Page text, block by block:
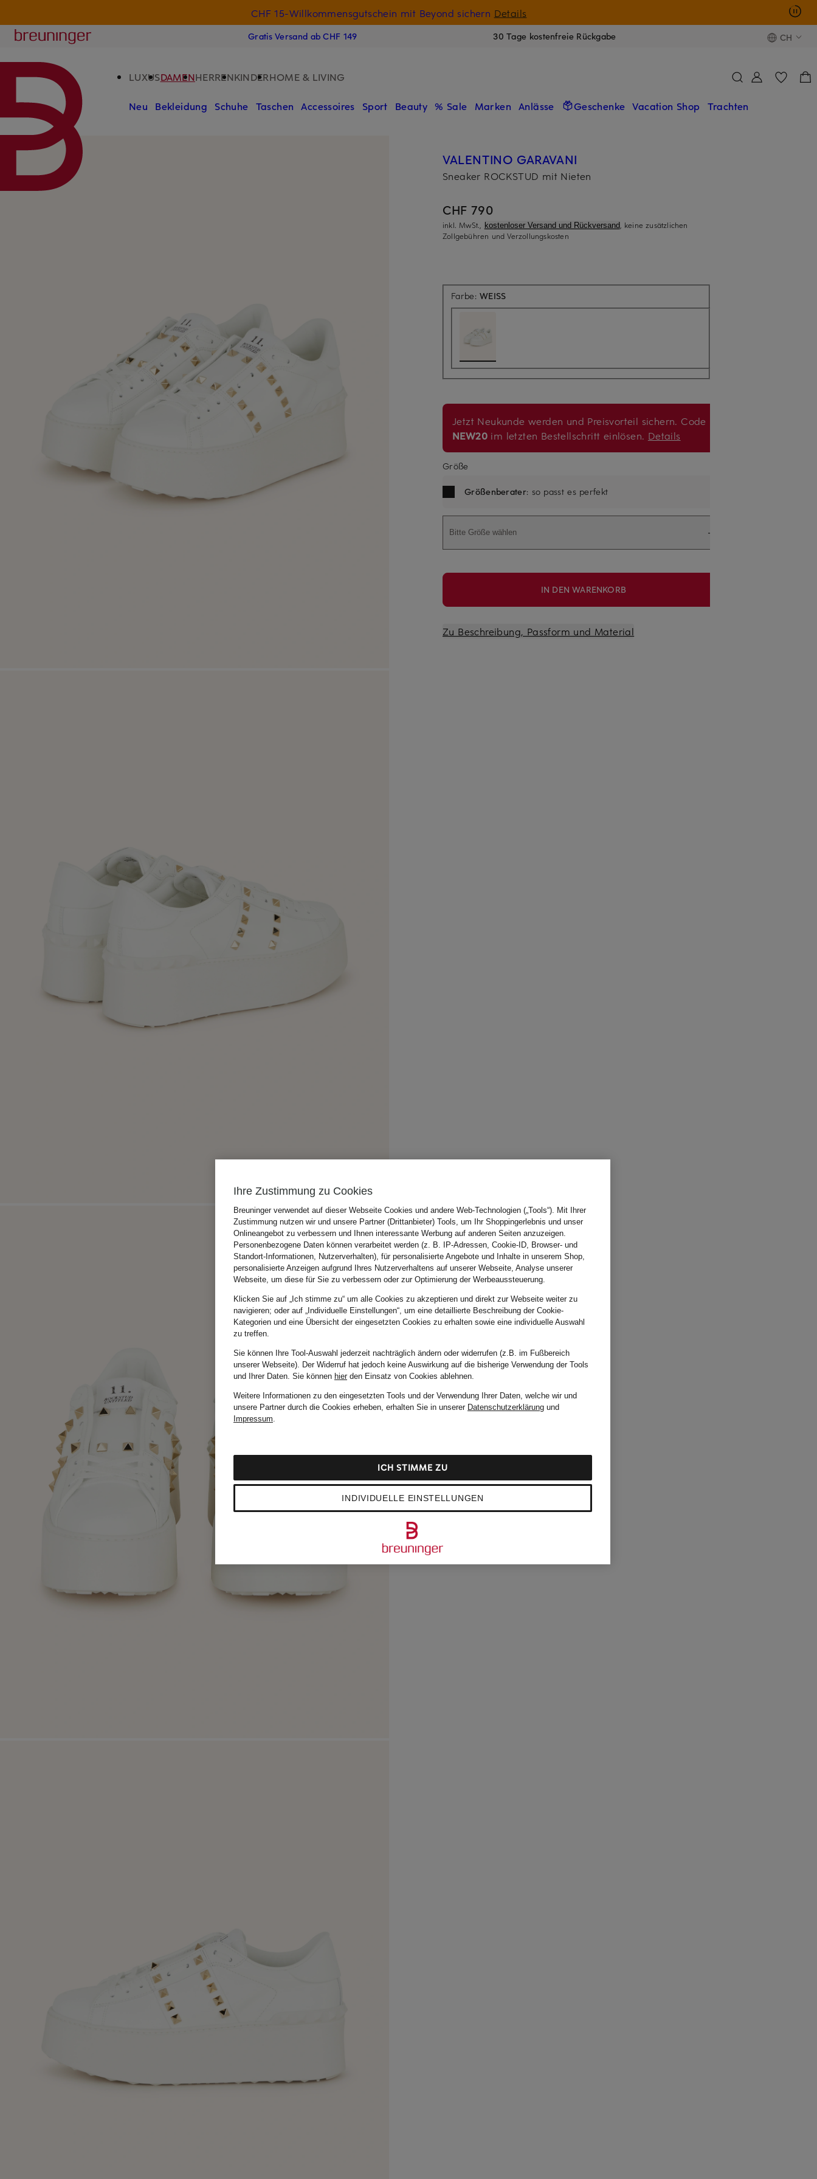
CHF 15-Willkommensgutschein mit Beyond sichern Details
Breuninger
Gratis Versand ab CHF 149 30 Tage kostenfreie Rückgabe CH
LUXUSDAMENHERRENKINDERHOME & LIVING
Neu Bekleidung Schuhe Taschen Accessoires Sport Beauty % Sale Marken Anlässe Geschenke Vacation Shop Trachten
VALENTINO GARAVANI
Sneaker ROCKSTUD mit Nieten
CHF 790
inkl. MwSt., kostenloser Versand und Rückversand, keine zusätzlichen
Zollgebühren und Verzollungskosten
Farbe:WEISS
Jetzt Neukunde werden und Preisvorteil sichern. Code
NEW20 im letzten Bestellschritt einlösen. Details
Größe
Größenberater: so passt es perfekt
Bitte Größe wählen
IN DEN WARENKORB
Zu Beschreibung, Passform und Material
Ihre Zustimmung zu Cookies
Breuninger verwendet auf dieser Webseite Cookies und andere Web-Technologien („Tools“). Mit Ihrer
Zustimmung nutzen wir und unsere Partner (Drittanbieter) Tools, um Ihr Shoppingerlebnis und unser
Onlineangebot zu verbessern und Ihnen interessante Werbung auf anderen Seiten anzuzeigen.
Personenbezogene Daten können verarbeitet werden (z. B. IP-Adressen, Cookie-ID, Browser- und
Standort-Informationen, Nutzerverhalten), für personalisierte Angebote und Inhalte in unserem Shop,
personalisierte Anzeigen aufgrund Ihres Nutzerverhaltens auf unserer Webseite, Analyse unserer
Webseite, um diese für Sie zu verbessern oder zur Optimierung der Werbeaussteuerung.
Klicken Sie auf „Ich stimme zu“ um alle Cookies zu akzeptieren und direkt zur Webseite weiter zu
navigieren; oder auf „Individuelle Einstellungen“, um eine detaillierte Beschreibung der Cookie-
Kategorien und eine Übersicht der eingesetzten Cookies zu erhalten sowie eine individuelle Auswahl
zu treffen.
Sie können Ihre Tool-Auswahl jederzeit nachträglich ändern oder widerrufen (z.B. im Fußbereich
unserer Webseite). Der Widerruf hat jedoch keine Auswirkung auf die bisherige Verwendung der Tools
und Ihrer Daten. Sie können hierden Einsatz von Cookies ablehnen.
Weitere Informationen zu den eingesetzten Tools und der Verwendung Ihrer Daten, welche wir und
unsere Partner durch die Cookies erheben, erhalten Sie in unserer Datenschutzerklärung und
Impressum.
INDIVIDUELLE EINSTELLUNGEN
ICH STIMME ZU